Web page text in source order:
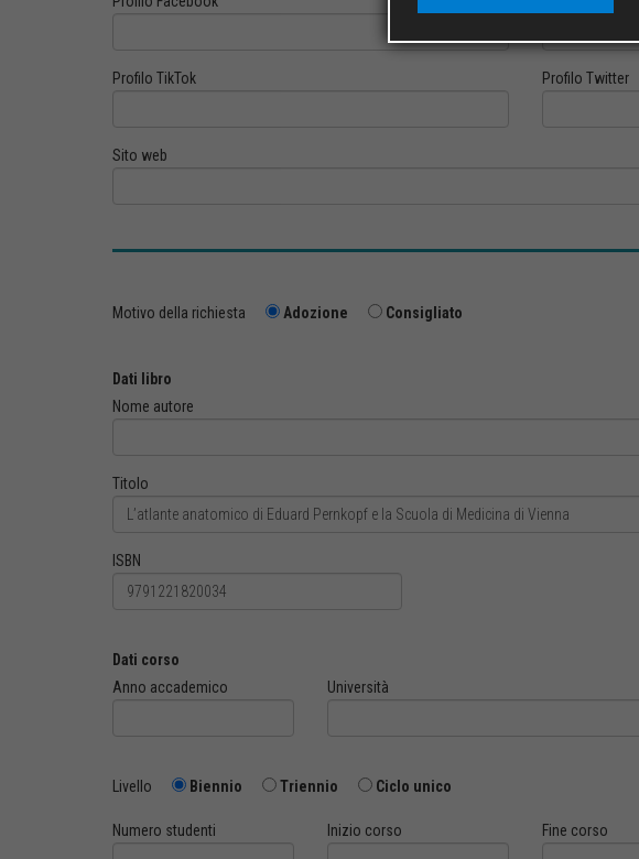
Profilo TikTok Profilo Twitter
Sito web
Motivo della richiesta Adozione Consigliato
Dati libro
Nome autore
Titolo
ISBN
Dati corso
Anno accademico
Università
Livello Biennio Triennio Ciclo unico
Numero studenti Inizio corso Fine corso